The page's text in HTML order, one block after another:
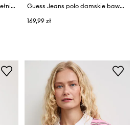
Medicine T-shirt damski bawełniany
Guess Jeans polo damskie bawełniane z elastanem
169,99 zł